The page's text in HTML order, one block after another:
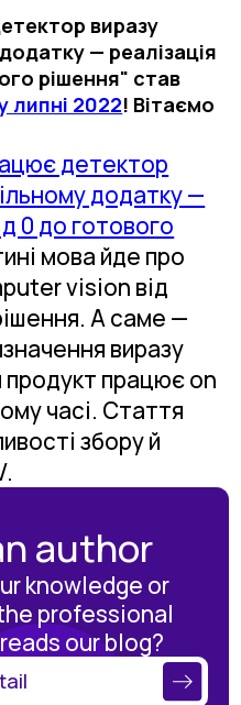
виразу
— реалізація
рішення" став
липні 2022! Вітаємо
детектор
додатку —
0 до готового
мова йде про
vision від
А саме —
виразу
працює on
часі. Стаття
збору й
author
knowledge or
professional
our blog?